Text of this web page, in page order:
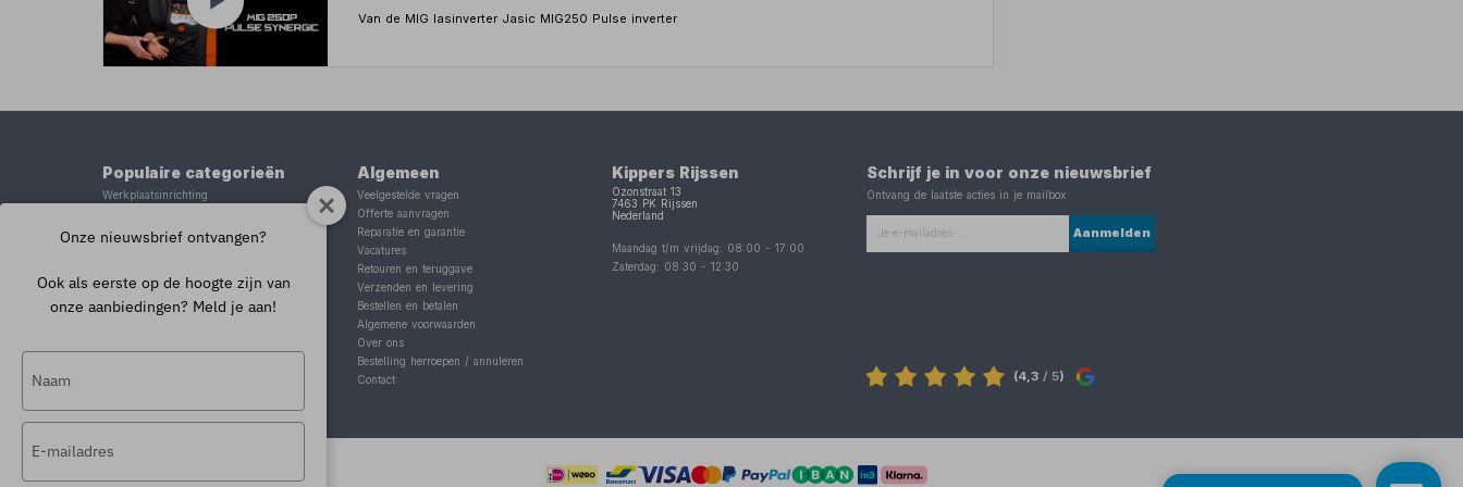
Van de MIG lasinverter Jasic MIG250 Pulse inverter
Populaire categorieën
Werkplaatsinrichting
Tig lasapparaat
Motorlift
Schaarlift
Algemeen
Veelgestelde vragen
Offerte aanvragen
Reparatie en garantie
Vacatures
Retouren en teruggave
Verzenden en levering
Bestellen en betalen
Algemene voorwaarden
Over ons
Bestelling herroepen / annuleren
Contact
Kippers Rijssen
Ozonstraat 13
7463 PK
Rijssen
Nederland
Maandag t/m vrijdag: 08:00 -17:00
Zaterdag: 08:30 -12:30
Schrijf je in voor onze nieuwsbrief
Ontvang de laatste acties in je mailbox
Aanmelden
(4,3 / 5)
Onze nieuwsbrief ontvangen?
Ook als eerste op de hoogte zijn van
onze aanbiedingen? Meld je aan!
naam
e-